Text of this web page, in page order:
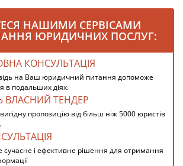
НАШИМИ СЕРВІСАМИ
ЮРИДИЧНИХ ПОСЛУГ:
КОНСУЛЬТАЦІЯ
на Ваш юридичний питання допоможе
в подальших діях.
ВЛАСНИЙ ТЕНДЕР
пропозицію від більш ніж 5000 юристів
сучасне і ефективне рішення для отримання